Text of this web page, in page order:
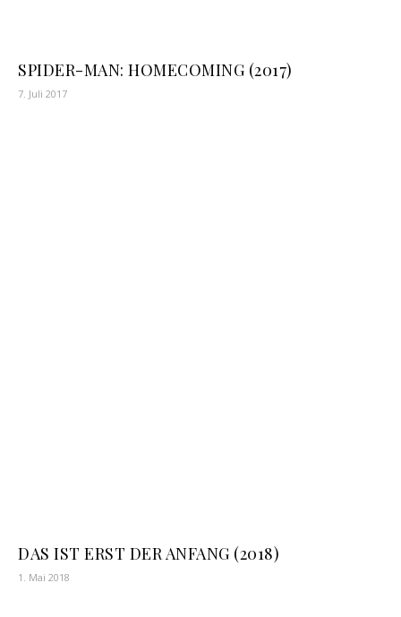
SPIDER-MAN: HOMECOMING (2017)
7. Juli 2017
DAS IST ERST DER ANFANG (2018)
1. Mai 2018